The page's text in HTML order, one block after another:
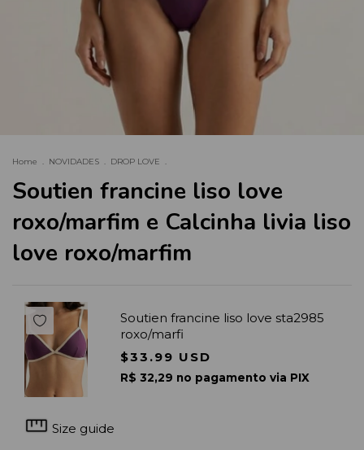
Home . NOVIDADES . DROP LOVE .
Soutien francine liso love
roxo/marfim e Calcinha livia liso
love roxo/marfim
Soutien francine liso love sta2985
roxo/marfi
$33.99 USD
R$ 32,29 no pagamento via PIX
Size guide